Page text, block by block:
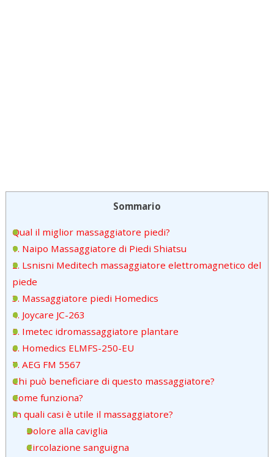
Sommario
Qual il miglior massaggiatore piedi?
1. Naipo Massaggiatore di Piedi Shiatsu
2. Lsnisni Meditech massaggiatore elettromagnetico del
piede
3. Massaggiatore piedi Homedics
4. Joycare JC-263
5. Imetec idromassaggiatore plantare
6. Homedics ELMFS-250-EU
7. AEG FM 5567
Chi può beneficiare di questo massaggiatore?
Come funziona?
In quali casi è utile il massaggiatore?
Dolore alla caviglia
Circolazione sanguigna